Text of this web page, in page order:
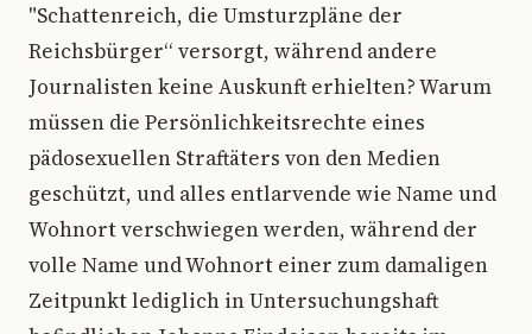
"Schattenreich, die Umsturzpläne der
Reichsbürger“ versorgt, während andere
Journalisten keine Auskunft erhielten? Warum
müssen die Persönlichkeitsrechte eines
pädosexuellen Straftäters von den Medien
geschützt, und alles entlarvende wie Name und
Wohnort verschwiegen werden, während der
volle Name und Wohnort einer zum damaligen
Zeitpunkt lediglich in Untersuchungshaft